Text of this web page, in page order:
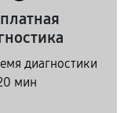
диагностики
мин